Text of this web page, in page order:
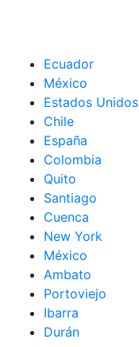
Ecuador
México
Estados Unidos
Chile
España
Colombia
Quito
Santiago
Cuenca
New York
México
Ambato
Portoviejo
Ibarra
Durán